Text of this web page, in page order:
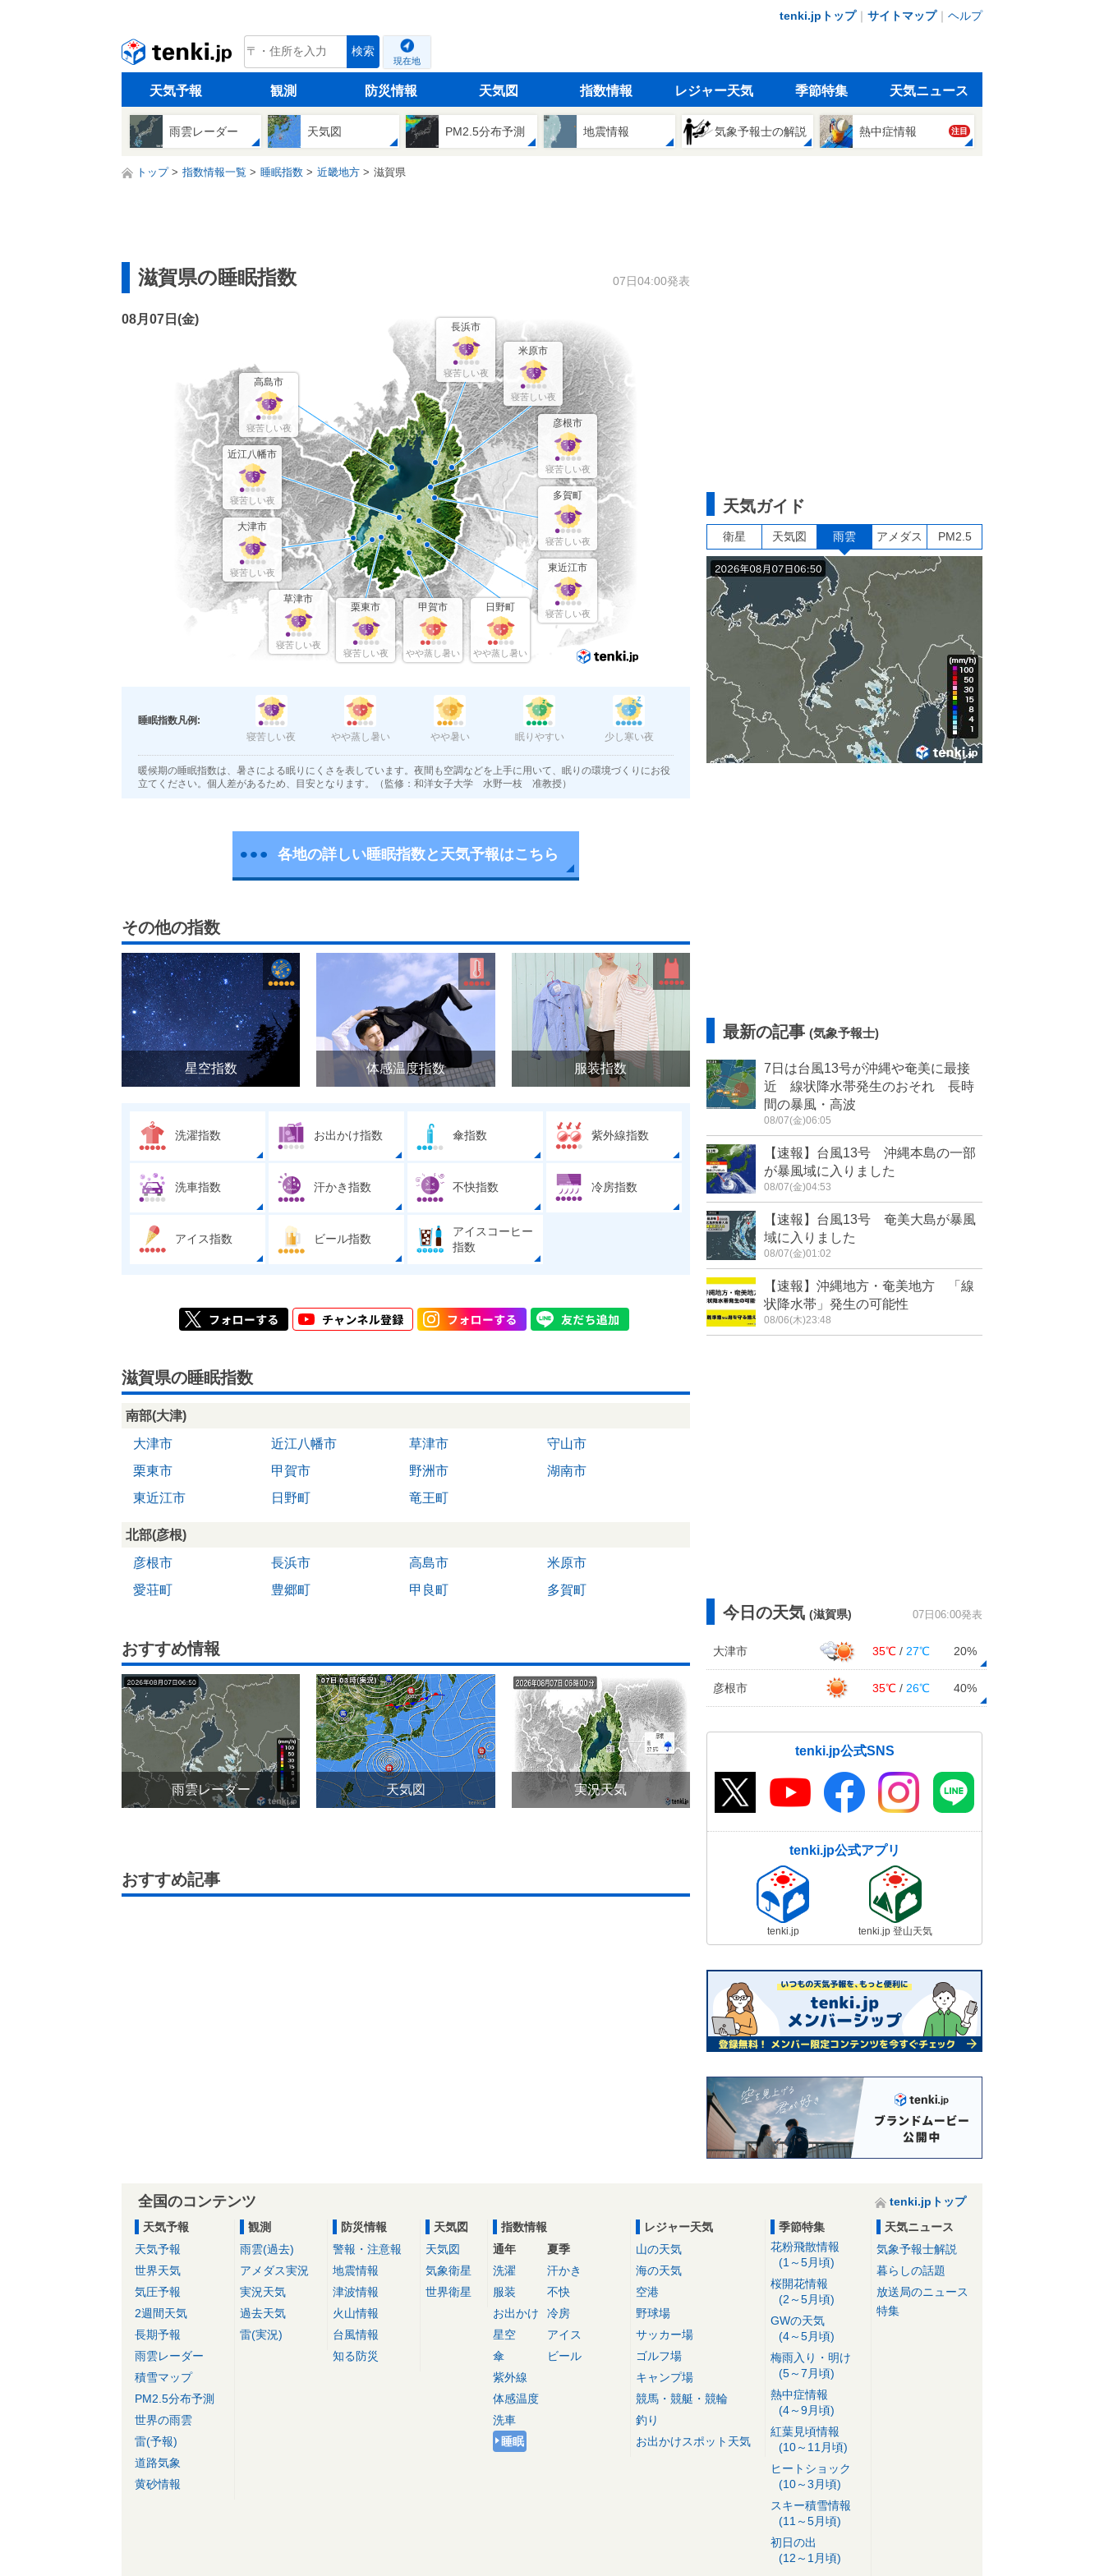
tenki.jpトップ｜ サイトマップ｜ ヘルプ
tenki.jp 検索
現在地
天気予報 観測 防災情報 天気図 指数情報 レジャー天気 季節特集 天気ニュース
雨雲レーダー 天気図 PM2.5分布予測 地震情報 気象予報士の解説 熱中症情報 注目
トップ 指数情報一覧 睡眠指数 近畿地方 滋賀県
滋賀県の睡眠指数 07日04:00発表
08月07日(金)
大津市
寝苦しい夜
彦根市
寝苦しい夜
甲賀市
やや蒸し暑い
高島市
寝苦しい夜
米原市
寝苦しい夜
長浜市
寝苦しい夜
東近江市
寝苦しい夜
近江八幡市
寝苦しい夜
草津市
寝苦しい夜
栗東市
寝苦しい夜
日野町
やや蒸し暑い
多賀町
寝苦しい夜
睡眠指数凡例:
寝苦しい夜
やや蒸し暑い やや暑い 眠りやすい 少し寒い夜
暖候期の睡眠指数は、暑さによる眠りにくさを表しています。夜間も空調などを上手に用いて、眠りの環境づくりにお役
立てください。個人差があるため、目安となります。（監修：和洋女子大学 水野一枝 准教授）
各地の詳しい睡眠指数と天気予報はこちら
その他の指数
星空指数 体感温度指数 服装指数
洗濯指数 お出かけ指数 傘指数 紫外線指数
洗車指数 汗かき指数 不快指数 冷房指数
アイス指数 ビール指数
アイスコーヒー
指数
滋賀県の睡眠指数
南部(大津)
大津市
近江八幡市 草津市
守山市
栗東市
甲賀市 野洲市
湖南市
東近江市
日野町 竜王町
北部(彦根)
彦根市
長浜市 高島市
米原市
愛荘町
豊郷町 甲良町 多賀町
おすすめ情報
雨雲レーダー 天気図 実況天気
おすすめ記事
天気ガイド
衛星 天気図 雨雲 アメダス PM2.5
最新の記事 (気象予報士)
7日は台風13号が沖縄や奄美に最接
近 線状降水帯発生のおそれ 長時
間の暴風・高波
08/07(金)06:05
【速報】台風13号 沖縄本島の一部
が暴風域に入りました
08/07(金)04:53
【速報】台風13号 奄美大島が暴風
域に入りました
08/07(金)01:02
【速報】沖縄地方・奄美地方 「線
状降水帯」発生の可能性
08/06(木)23:48
今日の天気 (滋賀県) 07日06:00発表
大津市 35℃ / 27℃ 20%
彦根市 35℃ / 26℃ 40%
tenki.jp公式SNS
tenki.jp公式アプリ
tenki.jp tenki.jp 登山天気
全国のコンテンツ
tenki.jpトップ
天気予報
天気予報
世界天気
気圧予報
2週間天気
長期予報
雨雲レーダー
積雪マップ
PM2.5分布予測
世界の雨雲
雷(予報)
道路気象
黄砂情報
観測
雨雲(過去)
アメダス実況
実況天気
過去天気
雷(実況)
防災情報
警報・注意報
地震情報
津波情報
火山情報
台風情報
知る防災
天気図
天気図
気象衛星
世界衛星
指数情報
通年
洗濯
服装
お出かけ
星空
傘
紫外線
体感温度
洗車
睡眠
夏季
汗かき
不快
冷房
アイス
ビール
レジャー天気
山の天気
海の天気
空港
野球場
サッカー場
ゴルフ場
キャンプ場
競馬・競艇・競輪
釣り
お出かけスポット天気
季節特集
花粉飛散情報
(1～5月頃)
桜開花情報
(2～5月頃)
GWの天気
(4～5月頃)
梅雨入り・明け
(5～7月頃)
熱中症情報
(4～9月頃)
紅葉見頃情報
(10～11月頃)
ヒートショック
(10～3月頃)
スキー積雪情報
(11～5月頃)
初日の出
(12～1月頃)
天気ニュース
気象予報士解説
暮らしの話題
放送局のニュース
特集